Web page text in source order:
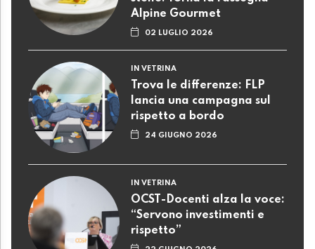
Alpine Gourmet
02 LUGLIO 2026
IN VETRINA
Trova le differenze: FLP
lancia una campagna sul
rispetto a bordo
24 GIUGNO 2026
IN VETRINA
OCST-Docenti alza la voce:
“Servono investimenti e
rispetto”